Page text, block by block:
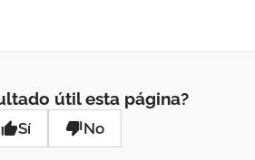
útil esta página?
Sí No